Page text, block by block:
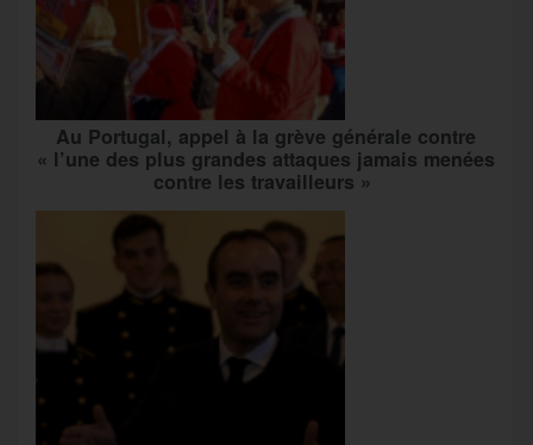
Au Portugal, appel à la grève générale contre
« l’une des plus grandes attaques jamais menées
contre les travailleurs »